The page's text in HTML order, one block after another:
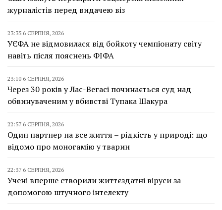
журналістів перед видачею віз
23:35 6 СЕРПНЯ, 2026
УЄФА не відмовилася від бойкоту чемпіонату світу
навіть після пояснень ФІФА
23:10 6 СЕРПНЯ, 2026
Через 30 років у Лас-Вегасі починається суд над
обвинуваченим у вбивстві Тупака Шакура
22:57 6 СЕРПНЯ, 2026
Один партнер на все життя – рідкість у природі: що
відомо про моногамію у тварин
22:37 6 СЕРПНЯ, 2026
Учені вперше створили життєздатні віруси за
допомогою штучного інтелекту